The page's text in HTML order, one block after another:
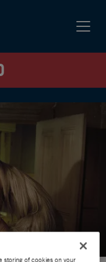
storing of cookies on your